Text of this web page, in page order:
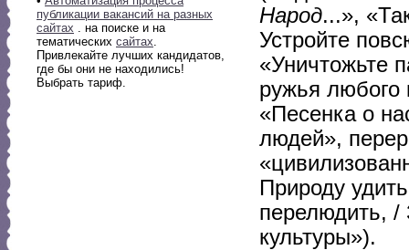
публикации вакансий на разных
сайтах . на поиске и на
тематических сайтах.
Привлекайте лучших кандидатов,
где бы они не находились!
Выбрать тариф.
Народ...»,
Устройте
«Уничтожьте
ружья любого
«Песенка о
людей»,
Природу
перелюдить,
культуры»).